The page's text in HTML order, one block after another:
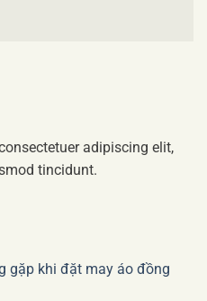
adipiscing elit,
tincidunt.
gặp khi đặt may áo đồng